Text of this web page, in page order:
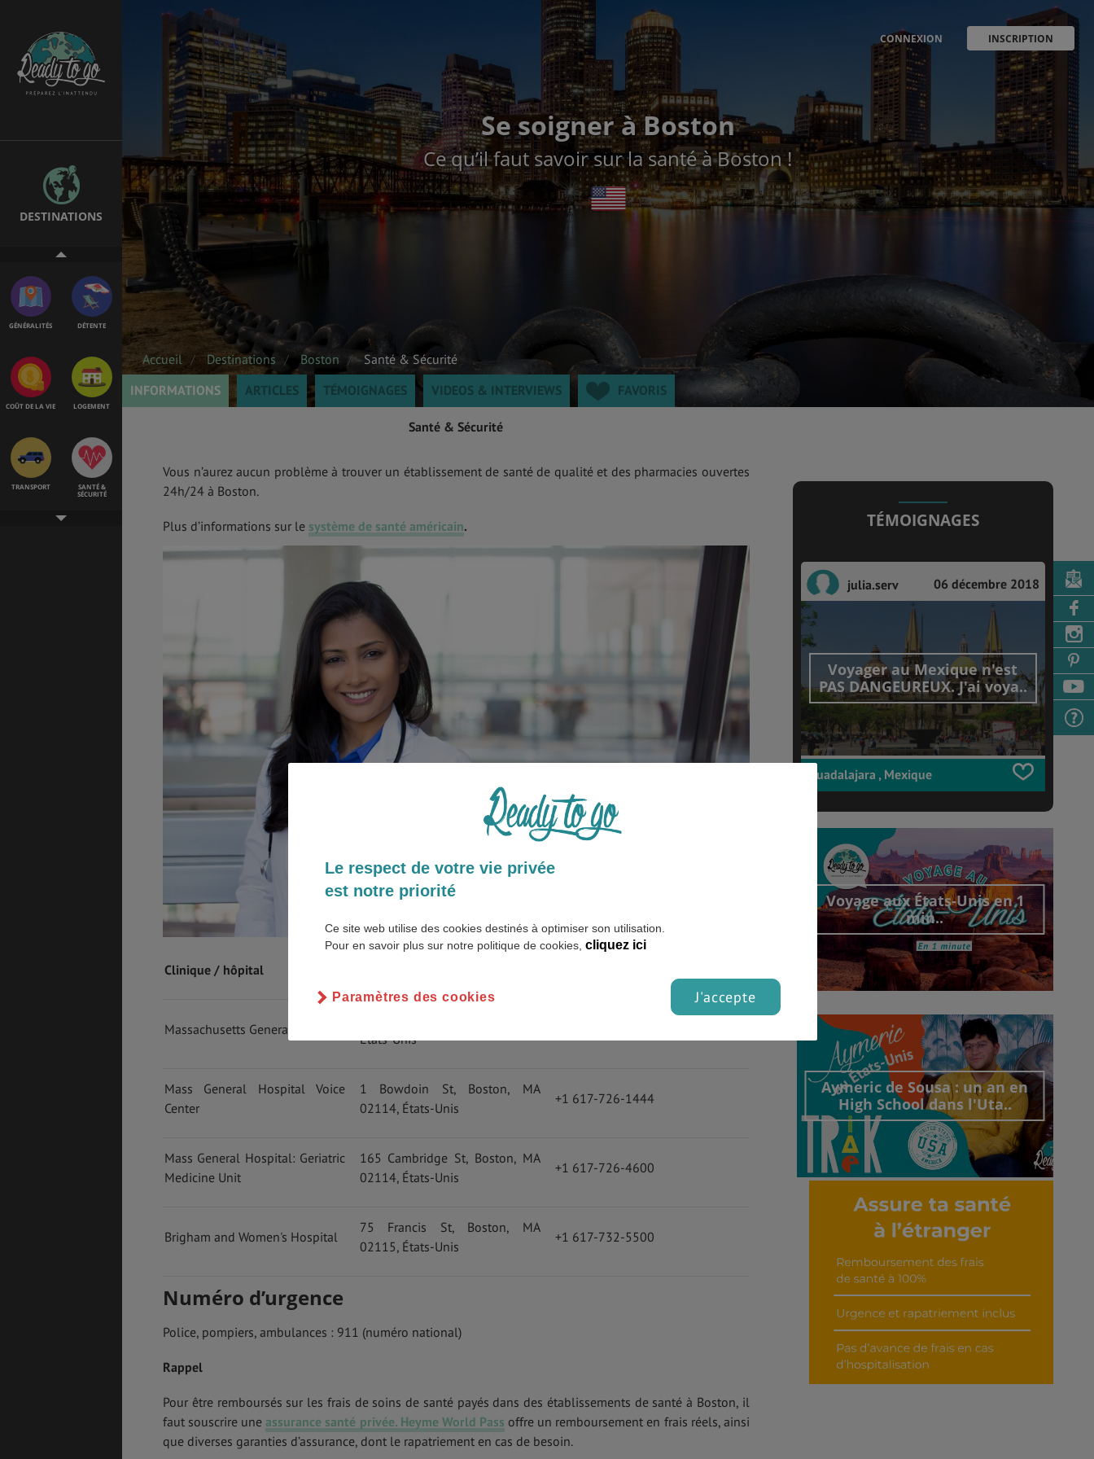
DESTINATIONS
ÉTUDES
EMPLOIS &
STAGES
GÉNÉRALITÉS DÉTENTE
COÛT DE LA VIE LOGEMENT
TRANSPORT
SANTÉ &
SÉCURITÉ
CONNEXION INSCRIPTION
Se soigner à Boston
Ce qu’il faut savoir sur la santé à Boston !
Accueil Destinations Boston
Santé & Sécurité
INFORMATIONS
ARTICLES TÉMOIGNAGES VIDEOS & INTERVIEWS FAVORIS
Santé & Sécurité
Vous n’aurez aucun problème à trouver un établissement de santé de qualité et des pharmacies ouvertes
24h/24 à Boston.
Plus d’informations sur le système de santé américain.
Clinique / hôpital
Massachusetts General Hospital
États-Unis
Mass General Hospital Voice
Center
1 Bowdoin St, Boston, MA
02114, États-Unis
+1 617-726-1444
Mass General Hospital: Geriatric
Medicine Unit
165 Cambridge St, Boston, MA
02114, États-Unis
+1 617-726-4600
Brigham and Women's Hospital
75 Francis St, Boston, MA
02115, États-Unis
+1 617-732-5500
Numéro d’urgence
Police, pompiers, ambulances : 911 (numéro national)
Rappel
Pour être remboursés sur les frais de soins de santé payés dans des établissements de santé à Boston, il
faut souscrire uneassurance santé privée. Heyme World Pass offre un remboursement en frais réels, ainsi
que diverses garanties d’assurance, dont le rapatriement en cas de besoin.
TÉMOIGNAGES
julia.serv 06 décembre 2018
Voyager au Mexique n'est
PAS DANGEUREUX. J'ai voya..
Guadalajara , Mexique
Voyage aux États-Unis en 1
min..
Découvrir cet interview
Aymeric de Sousa : un an en
High School dans l'Uta..
Le respect de votre vie privée
est notre priorité
Ce site web utilise des cookies destinés à optimiser son utilisation.
Pour en savoir plus sur notre politique de cookies, cliquez ici
J'accepte
Paramètres des cookies